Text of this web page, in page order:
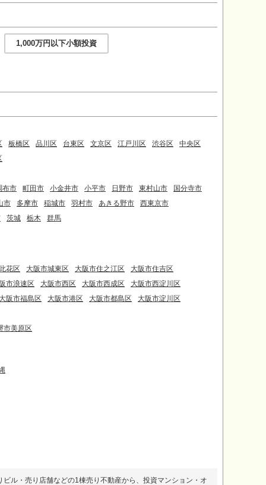
1,000万円以下小額投資
板橋区 品川区 台東区 文京区 江戸川区 渋谷区
中央区
布市 町田市 小金井市 小平市 日野市 東村山市
国分寺市
市
多摩市 稲城市 羽村市 あきる野市
西東京市
茨城 栃木 群馬
花区 大阪市城東区 大阪市住之江区
大阪市住吉区
市浪速区
大阪市西区 大阪市西成区
大阪市西淀川区
阪市福島区
大阪市港区 大阪市都島区 大阪市淀川区
市美原区
ル・売り店舗などの1棟売り不動産から、投資マンション・オ